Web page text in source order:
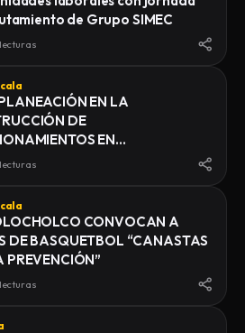
de Grupo SIMEC
EN LA
DE
EN
GENERA QUE
CONVOCAN A
DE BASQUETBOL “CANASTAS
PREVENCIÓN”